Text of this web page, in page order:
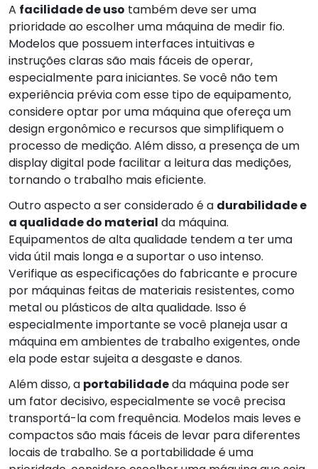
A facilidade de uso também deve ser uma
prioridade ao escolher uma máquina de medir fio.
Modelos que possuem interfaces intuitivas e
instruções claras são mais fáceis de operar,
especialmente para iniciantes. Se você não tem
experiência prévia com esse tipo de equipamento,
considere optar por uma máquina que ofereça um
design ergonômico e recursos que simplifiquem o
processo de medição. Além disso, a presença de um
display digital pode facilitar a leitura das medições,
tornando o trabalho mais eficiente.
Outro aspecto a ser considerado é a durabilidade e
a qualidade do material da máquina.
Equipamentos de alta qualidade tendem a ter uma
vida útil mais longa e a suportar o uso intenso.
Verifique as especificações do fabricante e procure
por máquinas feitas de materiais resistentes, como
metal ou plásticos de alta qualidade. Isso é
especialmente importante se você planeja usar a
máquina em ambientes de trabalho exigentes, onde
ela pode estar sujeita a desgaste e danos.
Além disso, a portabilidadeda máquina pode ser
um fator decisivo, especialmente se você precisa
transportá-la com frequência. Modelos mais leves e
compactos são mais fáceis de levar para diferentes
locais de trabalho. Se a portabilidade é uma